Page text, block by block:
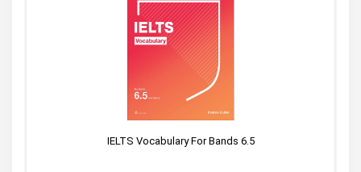
IELTS Vocabulary For Bands 6.5